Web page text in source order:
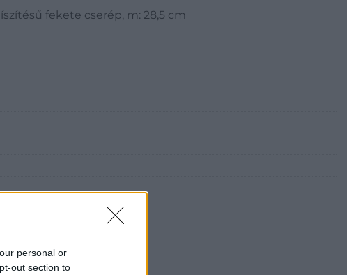
personal or
out section to
fekete cserép, m: 28,5 cm
Galéria és Aukciósház